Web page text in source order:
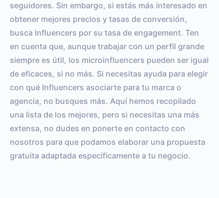
seguidores. Sin embargo, si estás más interesado en
obtener mejores precios y tasas de conversión,
busca Influencers por su tasa de engagement. Ten
en cuenta que, aunque trabajar con un perfil grande
siempre es útil, los microinfluencers pueden ser igual
de eficaces, si no más. Si necesitas ayuda para elegir
con qué Influencers asociarte para tu marca o
agencia, no busques más. Aquí hemos recopilado
una lista de los mejores, pero si necesitas una más
extensa, no dudes en ponerte en contacto con
nosotros para que podamos elaborar una propuesta
gratuita adaptada específicamente a tu negocio.